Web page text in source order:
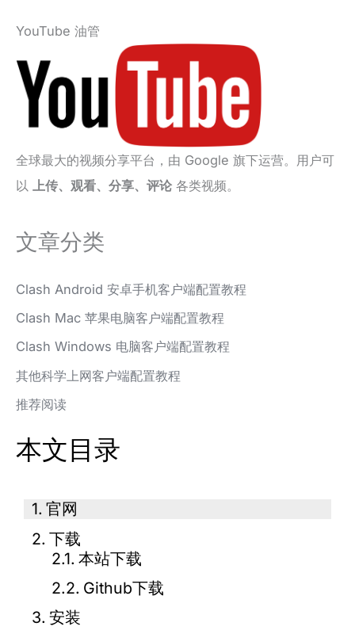
YouTube 油管
全球最大的视频分享平台，由 Google 旗下运营。用户可
以
上传、观看、分享、评论 各类视频。
文章分类
Clash Android 安卓手机客户端配置教程
Clash Mac 苹果电脑客户端配置教程
Clash Windows 电脑客户端配置教程
其他科学上网客户端配置教程
推荐阅读
本文目录
官网
下载
本站下载
Github下载
安装